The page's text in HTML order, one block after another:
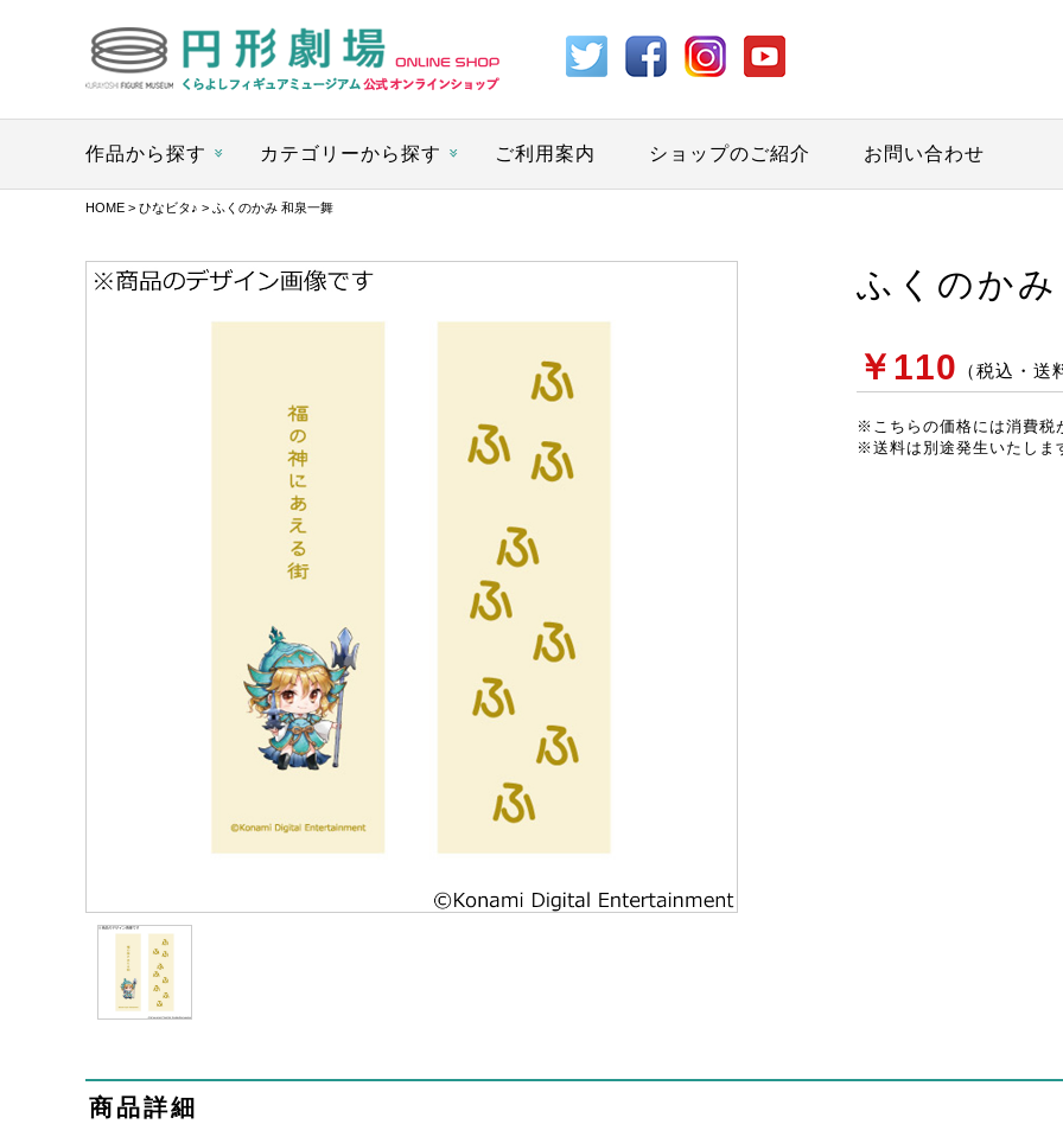
作品から探す カテゴリーから探す ご利用案内 ショップのご紹介 お問い合わせ
HOME > ひなビタ♪ > ふくのかみ 和泉一舞
ふくのか
￥110 （税込・送
※こちらの価格には消費税
※送料は別途発生いたしま
商品詳細